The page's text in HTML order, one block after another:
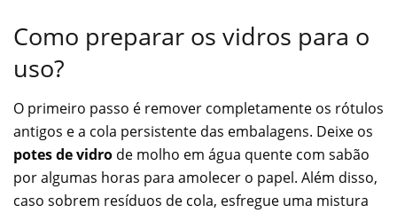
Como preparar os vidros para o
uso?
O primeiro passo é remover completamente os rótulos
antigos e a cola persistente das embalagens. Deixe os
potes de vidro de molho em água quente com sabão
por algumas horas para amolecer o papel. Além disso,
caso sobrem resíduos de cola, esfregue uma mistura